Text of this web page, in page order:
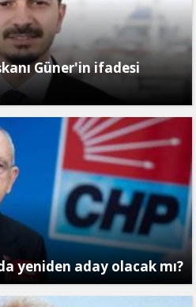
Güner'in ifadesi
yeniden aday olacak mı?